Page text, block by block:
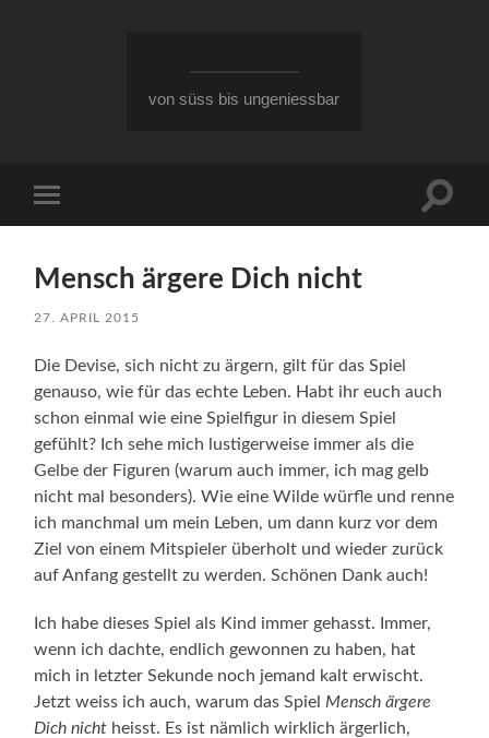
von süss bis ungeniessbar
Menü
Mensch ärgere Dich nicht
27. APRIL 2015
Die Devise, sich nicht zu ärgern, gilt für das Spiel
genauso, wie für das echte Leben. Habt ihr euch auch
schon einmal wie eine Spielfigur in diesem Spiel
gefühlt? Ich sehe mich lustigerweise immer als die
Gelbe der Figuren (warum auch immer, ich mag gelb
nicht mal besonders). Wie eine Wilde würfle und renne
ich manchmal um mein Leben, um dann kurz vor dem
Ziel von einem Mitspieler überholt und wieder zurück
auf Anfang gestellt zu werden. Schönen Dank auch!
Ich habe dieses Spiel als Kind immer gehasst. Immer,
wenn ich dachte, endlich gewonnen zu haben, hat
mich in letzter Sekunde noch jemand kalt erwischt.
Jetzt weiss ich auch, warum das Spiel Mensch ärgere
Dich nicht heisst. Es ist nämlich wirklich ärgerlich,